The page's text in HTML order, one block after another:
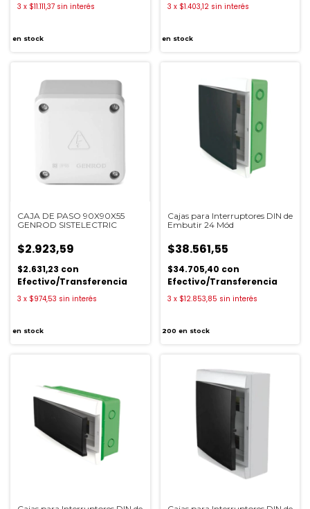
3 x $11.111,37 sin interés
en stock
3 x $1.403,12 sin interés
en stock
CAJA DE PASO 90X90X55
GENROD SISTELECTRIC
$2.923,59
$2.631,23 con
Efectivo/Transferencia
3 x $974,53 sin interés
en stock
Cajas para Interruptores DIN de
Embutir 24 Mód
$38.561,55
$34.705,40 con
Efectivo/Transferencia
3 x $12.853,85 sin interés
200 en stock